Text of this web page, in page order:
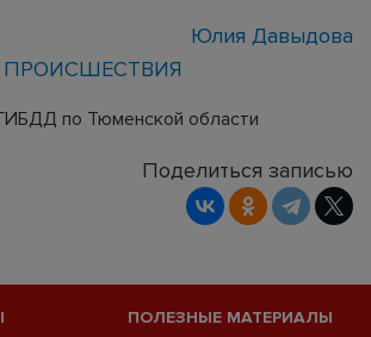
Юлия Давыдова
ПРОИСШЕСТВИЯ
по Тюменской области
Поделиться записью
ПОЛЕЗНЫЕ МАТЕРИАЛЫ